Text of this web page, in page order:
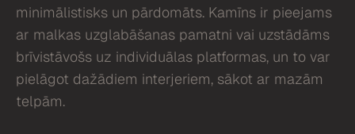
minimālistisks un pārdomāts. Kamīns ir pieejams
ar malkas uzglabāšanas pamatni vai uzstādāms
brīvistāvošs uz individuālas platformas, un to var
pielāgot dažādiem interjeriem, sākot ar mazām
telpām.